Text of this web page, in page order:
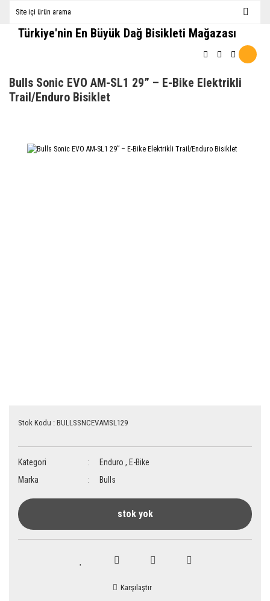
Türkiye'nin En Büyük Dağ Bisikleti Mağazası
Bulls Sonic EVO AM-SL1 29” – E-Bike Elektrikli
Trail/Enduro Bisiklet
Stok Kodu : BULLSSNCEVAMSL129
Kategori Enduro , E-Bike
Marka
Bulls
stok yok
Karşılaştır